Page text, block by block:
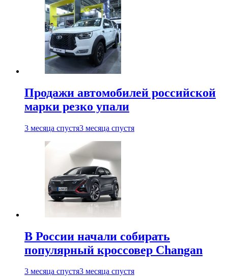
Продажи автомобилей российской
марки резко упали
3 месяца спустя3 месяца спустя
В России начали собирать
популярный кроссовер Changan
3 месяца спустя3 месяца спустя